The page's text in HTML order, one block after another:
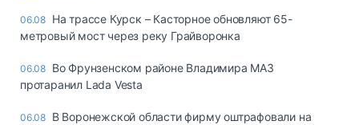
06.08 На трассе Курск – Касторное обновляют 65-
метровый мост через реку Грайворонка
06.08 Во Фрунзенском районе Владимира МАЗ
протаранил Lada Vesta
06.08 В Воронежской области фирму оштрафовали на